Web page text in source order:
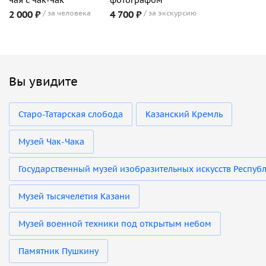
2 000 ₽ за человека 4 700 ₽ за экскурсию
Вы увидите
Старо-Татарская слобода Казанский Кремль
Музей Чак-Чака
Государственный музей изобразительных искусств
Музей тысячелетия Казани
Музей военной техники под открытым небом
Памятник Пушкину